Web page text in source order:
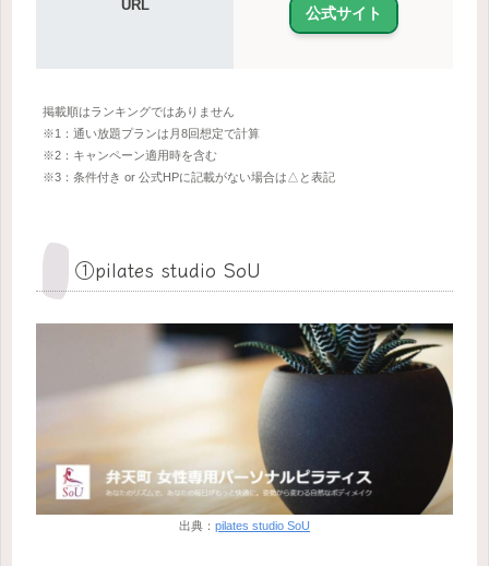
URL 公式サイト
掲載順はランキングではありません
※1：通い放題プランは月8回想定で計算
※2：キャンペーン適用時を含む
※3：条件付き or 公式HPに記載がない場合は△と表記
①pilates studio SoU
出典： pilates studio SoU